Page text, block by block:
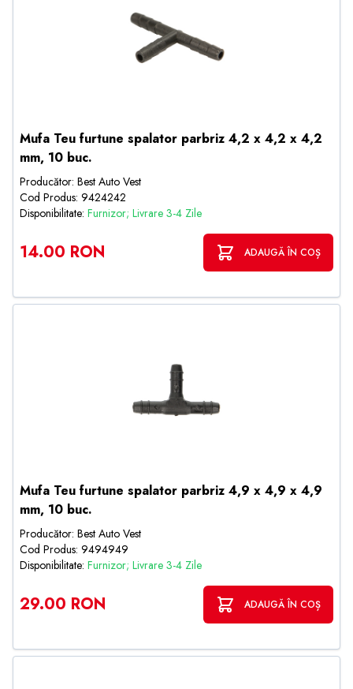
Mufa Teu furtune spalator parbriz 4,2 x 4,2 x 4,2
mm, 10 buc.
Producător: Best Auto Vest
Cod Produs: 9424242
Disponibilitate: Furnizor; Livrare 3-4 Zile
14.00 RON ADAUGĂ ÎN COȘ
Mufa Teu furtune spalator parbriz 4,9 x 4,9 x 4,9
mm, 10 buc.
Producător: Best Auto Vest
Cod Produs: 9494949
Disponibilitate: Furnizor; Livrare 3-4 Zile
29.00 RON ADAUGĂ ÎN COȘ